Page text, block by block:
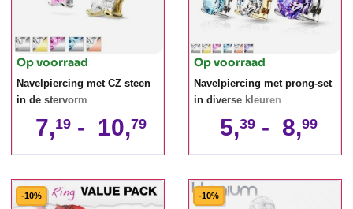
Op voorraad
Navelpiercing met CZ steen
in de stervorm
7,19 - 10,79
Op voorraad
Navelpiercing met prong-set
in diverse kleuren
5,39 - 8,99
-10% -10%